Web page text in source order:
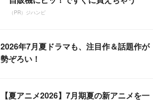
（PR）ジハンピ
2026年7月夏ドラマも、注目作＆話題作が
勢ぞろい！
【夏アニメ2026】7月期夏の新アニメを一